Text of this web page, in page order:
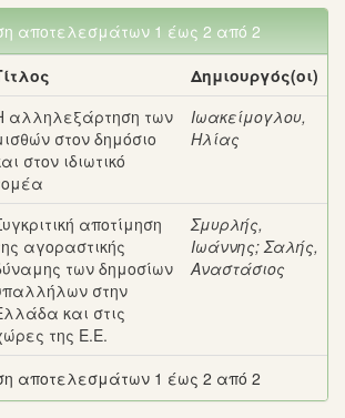
αποτελεσμάτων 1 έως 2 από 2
Δημιουργός(οι)
αλληλεξάρτηση των
στον δημόσιο
στον ιδιωτικό
Ιωακείμογλου,
Ηλίας
αποτίμηση
αγοραστικής
των δημοσίων
στην
και στις
της Ε.Ε.
Σμυρλής,
Ιωάννης;Σαλής,
Αναστάσιος
αποτελεσμάτων 1 έως 2 από 2